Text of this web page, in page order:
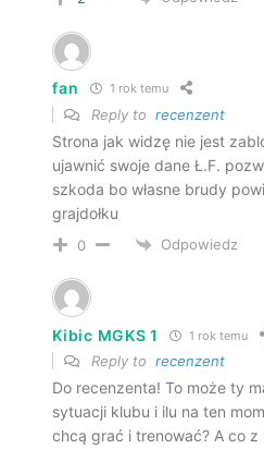
fan 1 rok temu
Reply torecenzent
Strona jak widzę nie jest
ujawnić swoje dane Ł.F.
szkoda bo własne brudy
grajdołku
0 Odpowiedz
Kibic MGKS 1 1 rok temu
Reply torecenzent
Do recenzenta! To może ty
sytuacji klubu i ilu na ten
chcą grać i trenować? A co